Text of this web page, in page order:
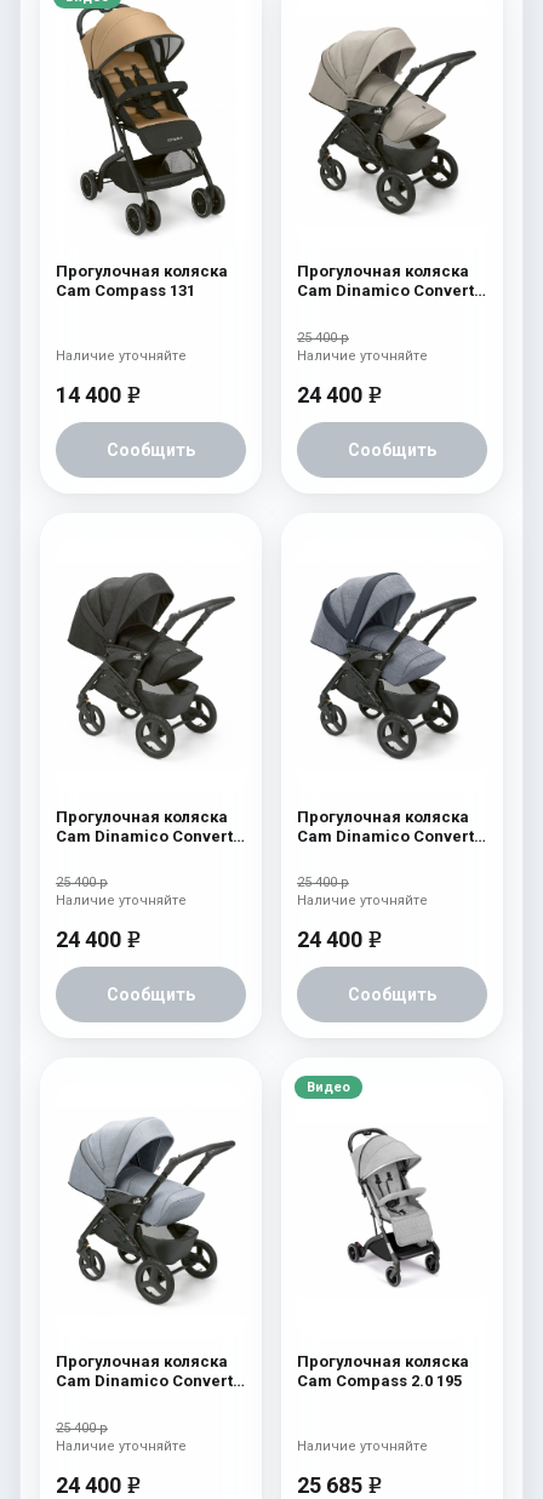
Прогулочная коляска
Cam Compass 131
14 400 e
Сообщить
Наличие уточняйте
Прогулочная коляска
Cam Dinamico Convert
25 400 р
24 400 e
Сообщить
Наличие уточняйте
Прогулочная коляска
Cam Dinamico Convert
25 400 р
24 400 e
Сообщить
Наличие уточняйте
Прогулочная коляска
Cam Dinamico Convert
25 400 р
24 400 e
Сообщить
Наличие уточняйте
Прогулочная коляска
Cam Dinamico Convert
25 400 р
24 400 e
Наличие уточняйте
Видео
Прогулочная коляска
Cam Compass 2.0 195
25 685 e
Наличие уточняйте